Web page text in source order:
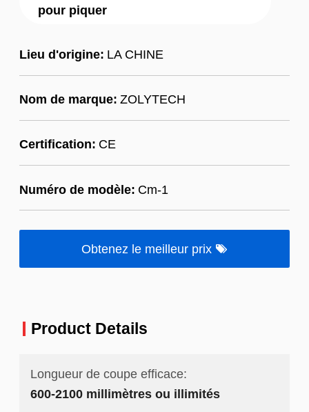
pour piquer
Lieu d'origine: LA CHINE
Nom de marque: ZOLYTECH
Certification: CE
Numéro de modèle: Cm-1
Obtenez le meilleur prix
Product Details
Longueur de coupe efficace:
600-2100 millimètres ou illimités